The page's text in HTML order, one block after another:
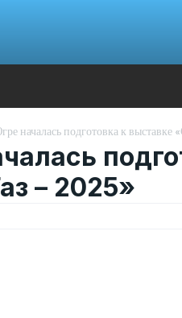
началась подготовка к выставке
– 2025»